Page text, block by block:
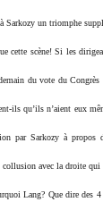
Sarkozy un triomphe
cette scène! Si les
du vote du
ils qu’ils n’aient eux
par Sarkozy à propos
avec la droite
Lang? Que dire des